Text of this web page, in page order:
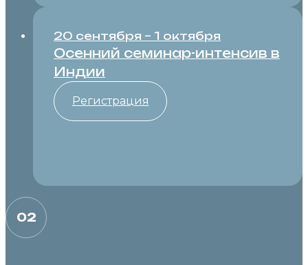
20 сентября – 1 октября
Осенний семинар-интенсив в
Индии
Регистрация
02